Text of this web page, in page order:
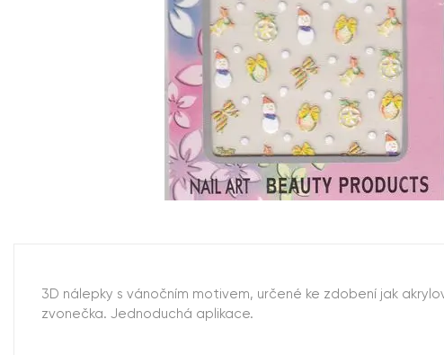
3D nálepky s vánočním motivem, určené ke zdobení jak
zvonečka. Jednoduchá aplikace.